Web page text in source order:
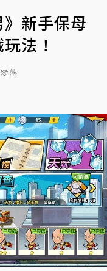
》新手保母
法！
態